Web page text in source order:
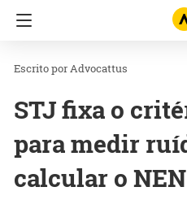
Advocattus
STJ fixa o
para medir
calcular o NEN